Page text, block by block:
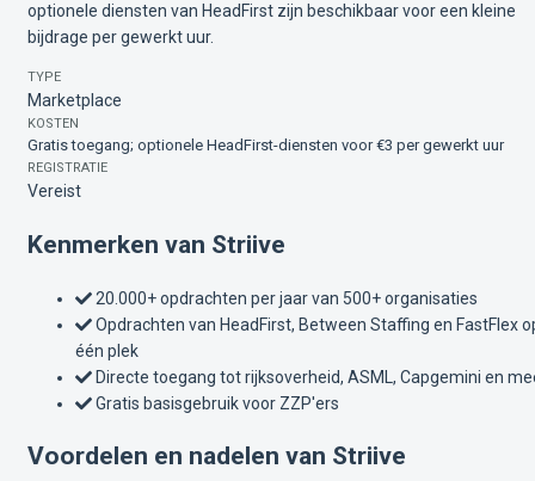
optionele diensten van HeadFirst zijn beschikbaar voor een kleine
bijdrage per gewerkt uur.
TYPE
Marketplace
KOSTEN
Gratis toegang; optionele HeadFirst-diensten voor €3 per gewerkt uur
REGISTRATIE
Vereist
Kenmerken van Striive
20.000+ opdrachten per jaar van 500+ organisaties
Opdrachten van HeadFirst, Between Staffing en FastFlex
één plek
Directe toegang tot rijksoverheid, ASML, Capgemini en
Gratis basisgebruik voor ZZP'ers
Voordelen en nadelen van Striive